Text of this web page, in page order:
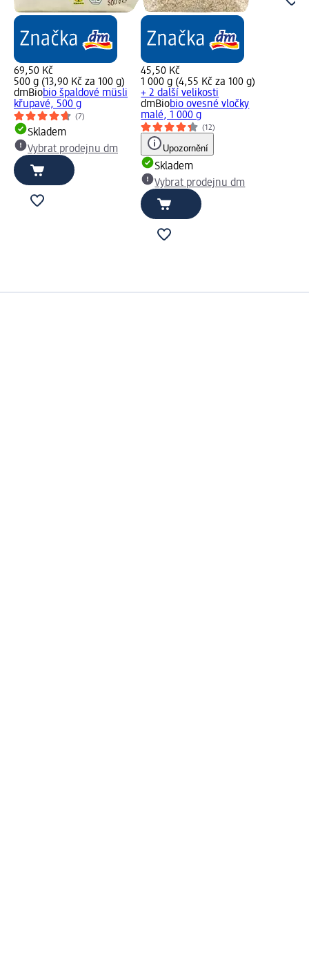
69,50 Kč
500 g (13,90 Kč za 100 g)
dmBiobio špaldové müsli
křupavé, 500 g
(7)
Skladem
Vybrat prodejnu dm
45,50 Kč
1 000 g (4,55 Kč za 100 g)
+ 2 další velikosti
dmBiobio ovesné vločky
malé, 1 000 g
(12)
Upozornění
Skladem
Vybrat prodejnu dm